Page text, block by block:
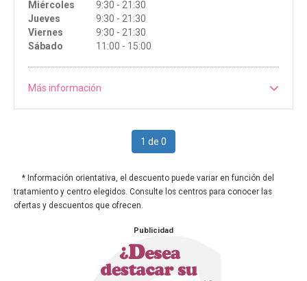
Miércoles
9:30 - 21:30
Jueves
9:30 - 21:30
Viernes
9:30 - 21:30
Sábado
11:00 - 15:00
Más información
1 de 0
* Información orientativa, el descuento puede variar en función del
tratamiento y centro elegidos. Consulte los centros para conocer las
ofertas y descuentos que ofrecen.
Publicidad